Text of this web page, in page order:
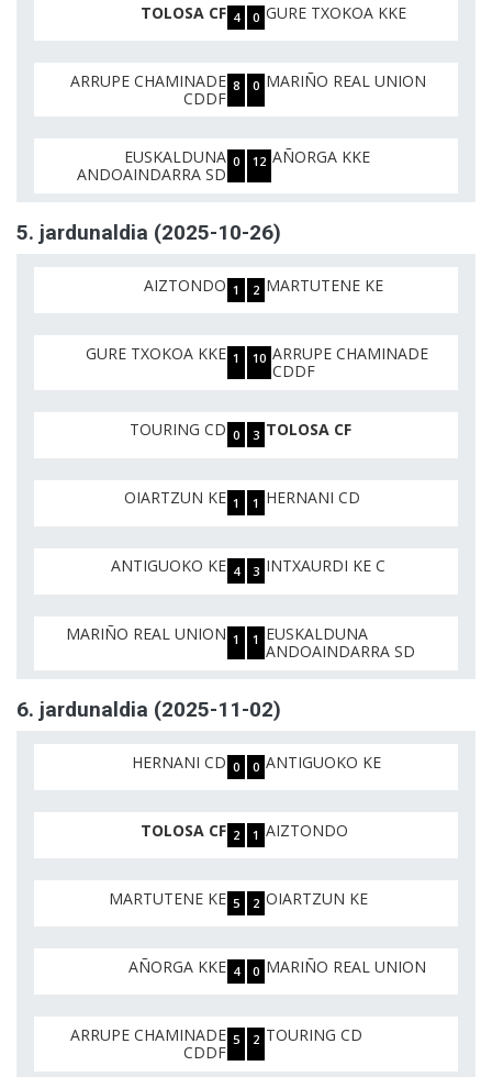
TOLOSA CF 4 0 GURE TXOKOA KKE
ARRUPE CHAMINADE
CDDF
8 0 MARIÑO REAL UNION
EUSKALDUNA
ANDOAINDARRA SD
0 12 AÑORGA KKE
5. jardunaldia (2025-10-26)
AIZTONDO 1 2 MARTUTENE KE
GURE TXOKOA KKE 1 10 ARRUPE CHAMINADE
CDDF
TOURING CD 0 3 TOLOSA CF
OIARTZUN KE 1 1 HERNANI CD
ANTIGUOKO KE 4 3 INTXAURDI KE C
MARIÑO REAL UNION 1 1 EUSKALDUNA
ANDOAINDARRA SD
6. jardunaldia (2025-11-02)
HERNANI CD 0 0 ANTIGUOKO KE
TOLOSA CF 2 1 AIZTONDO
MARTUTENE KE 5 2 OIARTZUN KE
AÑORGA KKE 4 0 MARIÑO REAL UNION
ARRUPE CHAMINADE
CDDF
5 2 TOURING CD